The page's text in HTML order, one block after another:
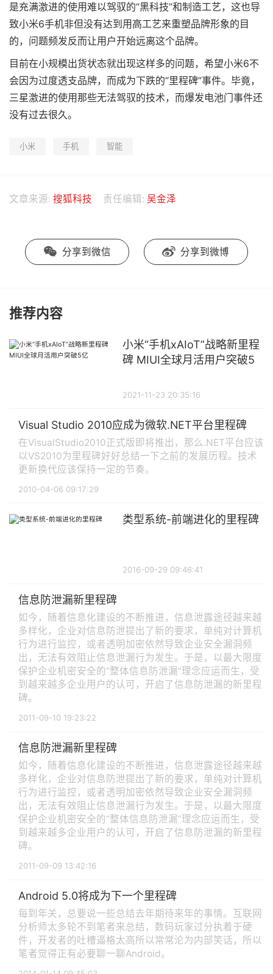
是充满激进的使用难以驾驭的“黑科技”和制造工艺，这也导
致小米6手机非但没有达到用高工艺来重塑品牌形象的目
的，问题频发反而让用户开始远离这个品牌。
目前在小规模出货状态就出现这样多的问题，希望小米6不
会因为过度透支品牌，而成为下跌的“里程碑”事件。毕竟，
三星激进的使用那些无法驾驭的技术，而爆发电池门事件还
没有过去很久。
小米 手机 智能
文章来源: 搜狐科技 责任编辑: 吴金泽
分享到微信 分享到微博
推荐内容
小米“手机xAIoT”战略新里程
碑 MIUI全球月活用户突破5
2021-11-23 20:35:16
Visual Studio 2010应成为微软.NET平台里程碑
在VisualStudio2010正式版即将推出，那么.NET平台应该
以VS2010为里程碑好好总结一下之前的发展历程。技术
更新换代应该保持一定的节奏。
2010-04-06 09:17:29
类型系统-前端进化的里程碑
2016-09-29 09:46:41
信息防泄漏新里程碑
如今，随着信息化建设的不断推进，信息泄露途径越来越
多样化，企业对信息防泄提出了新的要求，单纯对计算机
行为进行监控，或者透明加密依然导致企业安全漏洞频
出，无法有效阻止信息泄漏行为发生。于是，以最大限度
保护企业机密安全的“整体信息防泄漏”理念应运而生，受
到越来越多企业用户的认可，开启了信息防泄漏的新里程
碑。
2011-09-10 19:23:22
信息防泄漏新里程碑
如今，随着信息化建设的不断推进，信息泄露途径越来越
多样化，企业对信息防泄提出了新的要求，单纯对计算机
行为进行监控，或者透明加密依然导致企业安全漏洞频
出，无法有效阻止信息泄漏行为发生。于是，以最大限度
保护企业机密安全的“整体信息防泄漏”理念应运而生，受
到越来越多企业用户的认可，开启了信息防泄漏的新里程
碑。
2011-09-09 13:42:16
Android 5.0将成为下一个里程碑
每到年关，总要说一些总结去年期待来年的事情。互联网
分析师太多轮不到笔者来总结，数码玩家过分执着于硬
件，开发者的吐槽逼格太高所以常常沦为内部笑话，所以
笔者觉得正有必要聊一聊Android。